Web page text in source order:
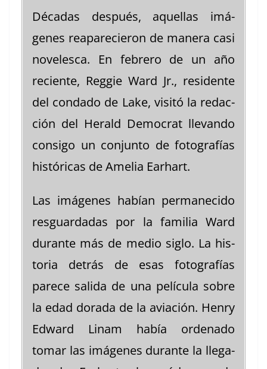
Décadas después, aque­l­las imá­
genes rea­parecieron de man­era casi
nov­e­l­esca. En febrero de un año
reciente, Reg­gie Ward Jr., res­i­dente
del con­da­do de Lake, vis­itó la redac­
ción del Her­ald Demo­c­rat lle­van­do
con­si­go un con­jun­to de fotografías
históri­c­as de Amelia Earhart.
Las imá­genes habían per­maneci­do
res­guardadas por la famil­ia Ward
durante más de medio siglo. La his­
to­ria detrás de esas fotografías
parece sal­i­da de una pelícu­la sobre
la edad dora­da de la aviación. Hen­ry
Edward Linam había orde­na­do
tomar las imá­genes durante la lle­ga­